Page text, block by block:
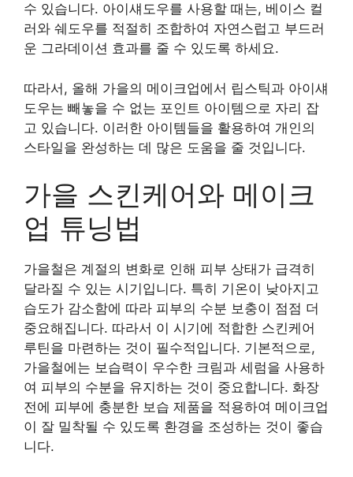
수 있습니다. 아이섀도우를 사용할 때는, 베이스 컬
러와 쉐도우를 적절히 조합하여 자연스럽고 부드러
운 그라데이션 효과를 줄 수 있도록 하세요.
따라서, 올해 가을의 메이크업에서 립스틱과 아이섀
도우는 빼놓을 수 없는 포인트 아이템으로 자리 잡
고 있습니다. 이러한 아이템들을 활용하여 개인의
스타일을 완성하는 데 많은 도움을 줄 것입니다.
가을 스킨케어와 메이크
업 튜닝법
가을철은 계절의 변화로 인해 피부 상태가 급격히
달라질 수 있는 시기입니다. 특히 기온이 낮아지고
습도가 감소함에 따라 피부의 수분 보충이 점점 더
중요해집니다. 따라서 이 시기에 적합한 스킨케어
루틴을 마련하는 것이 필수적입니다. 기본적으로,
가을철에는 보습력이 우수한 크림과 세럼을 사용하
여 피부의 수분을 유지하는 것이 중요합니다. 화장
전에 피부에 충분한 보습 제품을 적용하여 메이크업
이 잘 밀착될 수 있도록 환경을 조성하는 것이 좋습
니다.